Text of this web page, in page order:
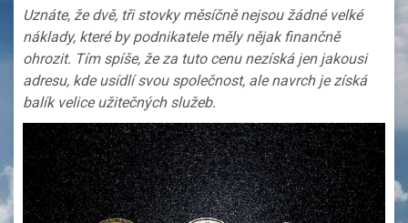
Uznáte, že dvě, tři stovky měsíčně nejsou žádné velké
náklady, které by podnikatele měly nějak finančně
ohrozit. Tím spíše, že za tuto cenu nezíská jen jakousi
adresu, kde usídlí svou společnost, ale navrch je získá
balík velice užitečných služeb.